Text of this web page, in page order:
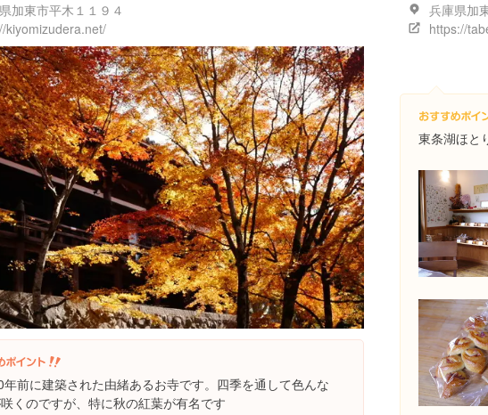
加東市平木１１９４
kiyomizudera.net/
前に建築された由緒あるお寺です。四季を通して色んな
くのですが、特に秋の紅葉が有名です
東条湖ほと